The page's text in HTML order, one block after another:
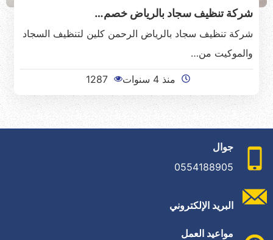
شركة تنظيف سجاد بالرياض خصم…
شركة تنظيف سجاد بالرياض الرحمن كلين لتنظيف السجاد
والموكيت من…
منذ 4 سنوات 1287
جوال
0554188905
البريد الإلكتروني
مواعيد العمل